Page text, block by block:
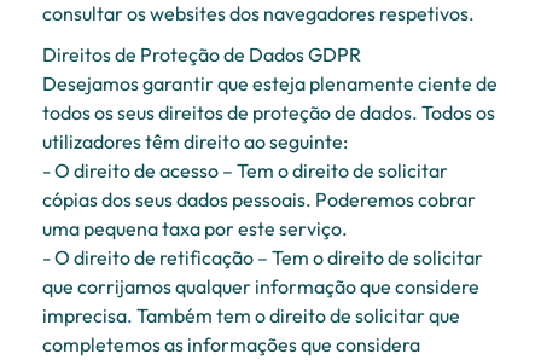
consultar os websites dos navegadores respetivos.
Direitos de Proteção de Dados GDPR
Desejamos garantir que esteja plenamente ciente de
todos os seus direitos de proteção de dados. Todos os
utilizadores têm direito ao seguinte:
- O direito de acesso – Tem o direito de solicitar
cópias dos seus dados pessoais. Poderemos cobrar
uma pequena taxa por este serviço.
- O direito de retificação – Tem o direito de solicitar
que corrijamos qualquer informação que considere
imprecisa. Também tem o direito de solicitar que
completemos as informações que considera